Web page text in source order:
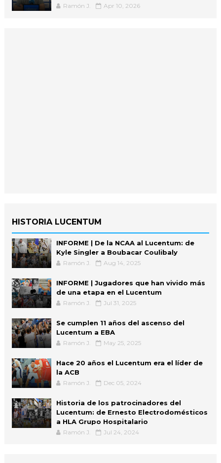
Ramón J. Apr 10, 2026
HISTORIA LUCENTUM
INFORME | De la NCAA al Lucentum: de
Kyle Singler a Boubacar Coulibaly
Ramón J. Aug 14, 2025
INFORME | Jugadores que han vivido más
de una etapa en el Lucentum
Ramón J. Jul 31, 2025
Se cumplen 11 años del ascenso del
Lucentum a EBA
Ramón J. May 25, 2025
Hace 20 años el Lucentum era el líder de
la ACB
Ramón J. Dec 05, 2024
Historia de los patrocinadores del
Lucentum: de Ernesto Electrodomésticos
a HLA Grupo Hospitalario
Ramón J. Jul 24, 2024